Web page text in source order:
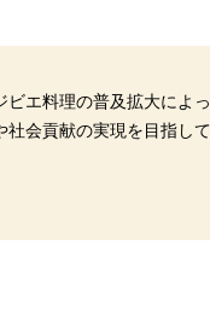
ビエ料理の普及拡大によ
会貢献の実現を目指して